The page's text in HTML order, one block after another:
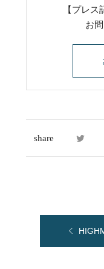
【プレ
お
share